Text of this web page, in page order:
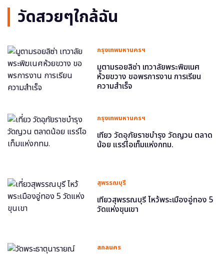
วัดสวยๆใกล้ฉัน
กรุงเทพมหานครฯ
มูตามรอยลิซ่า เทวาลัยพระพิฆเนศ
ห้วยขวาง ขอพรการงาน การเรียน
ความสำเร็จ
กรุงเทพมหานครฯ
เที่ยว วัดอุภัยราชบำรุง วัดญวน ตลาด
น้อย แรร์ไอเท็มแห่งกทม.
สุพรรณบุรี
เที่ยวสุพรรณบุรี ไหว้พระเมืองอู่ทอง 5
วัดแห่งขุนเขา
สกลนคร